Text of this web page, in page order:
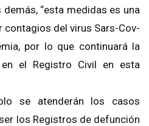
“esta medidas es una
contagios del virus Sars-Cov-
por lo que continuará la
el Registro Civil en esta
se atenderán los casos
los Registros de defunción